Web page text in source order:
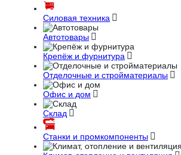
Силовая техника
Автотовары
Крепёж и фурнитура
Отделочные и стройматериалы
Офис и дом
Склад
Станки и промкомпоненты